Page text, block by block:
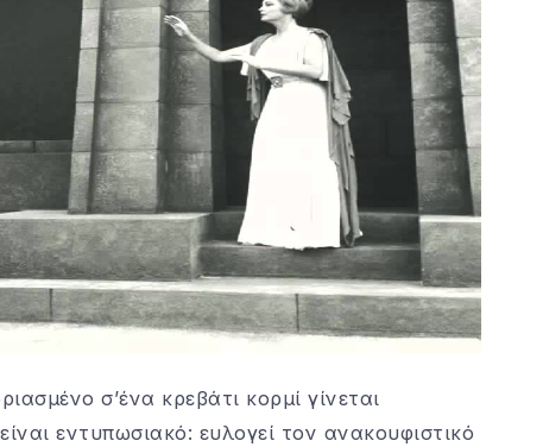
σ’ένα κρεβάτι κορμί γίνεται
εντυπωσιακό: ευλογεί τον ανακουφιστικό